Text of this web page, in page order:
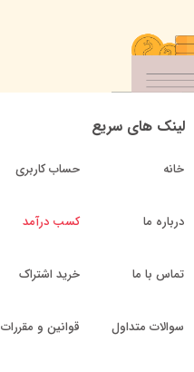
لینک های سریع
خانه
درباره ما
تماس با ما
سوالات متداول
حساب کاربری
کسب درآمد
خرید اشتراک
قوانین و مقررات